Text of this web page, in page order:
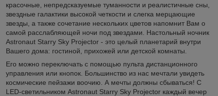
красочные, непредсказуемые туманности и реалистичные сны,
звездные галактики высокой четкости и слегка мерцающие
звезды, а также сочетание нескольких цветов напомнит Вам о
самой расслабляющей ночи под звездами. Настольный ночник
Astronaut Starry Sky Projector - это целый планетарий внутри
Вашего дома: гостиной, прихожей или детской комнаты.
Его можно переключать с помощью пульта дистанционного
управления или кнопок. Большинство из нас мечтали увидеть
космические пейзажи воочию. А мечты должны сбываться! С
LED-светильником Astronaut Starry Sky Projector каждый вечер